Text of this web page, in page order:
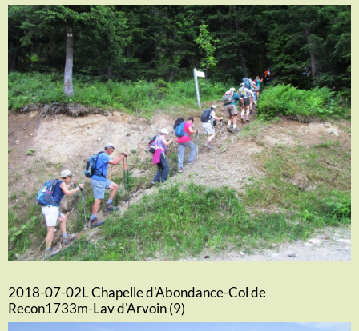
2018-07-02L Chapelle d'Abondance-Col de
Recon1733m-Lav d'Arvoin (9)